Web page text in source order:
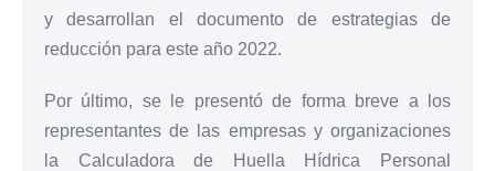
y desarrollan el documento de estrategias de
reducción para este año 2022.
Por último, se le presentó de forma breve a los
representantes de las empresas y organizaciones
la Calculadora de Huella Hídrica Personal